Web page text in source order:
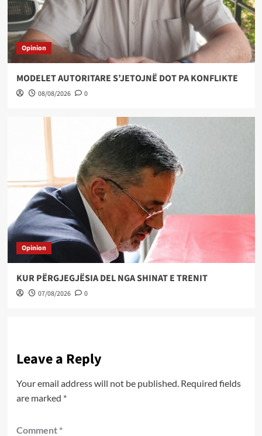
Opinion
MODELET AUTORITARE S’JETOJNË DOT PA KONFLIKTE
08/08/2026 0
Opinion
KUR PËRGJEGJËSIA DEL NGA SHINAT E TRENIT
07/08/2026 0
Leave a Reply
Your email address will not be published. Required fields
are marked *
Comment *